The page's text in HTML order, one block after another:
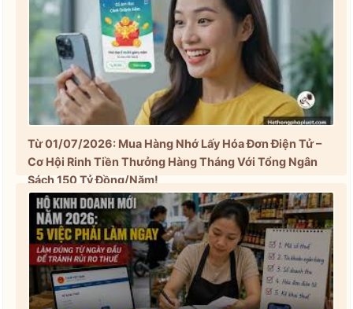
Từ 01/07/2026: Mua Hàng Nhớ Lấy Hóa Đơn Điện Tử –
Cơ Hội Rinh Tiền Thưởng Hàng Tháng Với Tổng Ngân
Sách 150 Tỷ Đồng/Năm!